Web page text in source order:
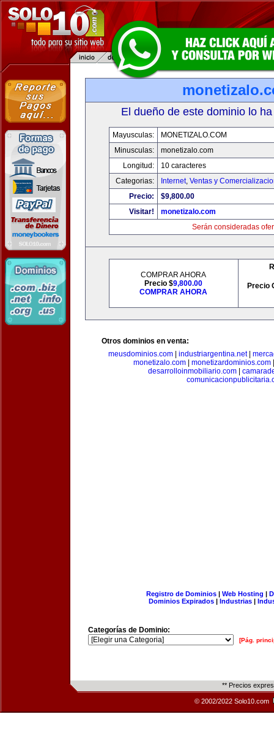
El dueño de este dominio lo
Mayusculas:
MONETIZALO.COM
Minusculas:
monetizalo.com
Longitud:
10 caracteres
Categorias:
Internet, Ventas y
Precio:
$9,800.00
Visitar!
monetizalo.com
Serán consideradas
COMPRAR AHORA
Precio $9,800.00
COMPRAR AHORA
Precio
Otros dominios en venta:
meusdominios.com| industriargentina.net|
monetizalo.com| monetizardominios.com
desarrolloinmobiliario.com
Registro de Dominios| Web Hosting |
Dominios Expirados | Industrias |
Categorías de Dominio:
[Pág.
** Precios
© 2002/2022 Solo10.com